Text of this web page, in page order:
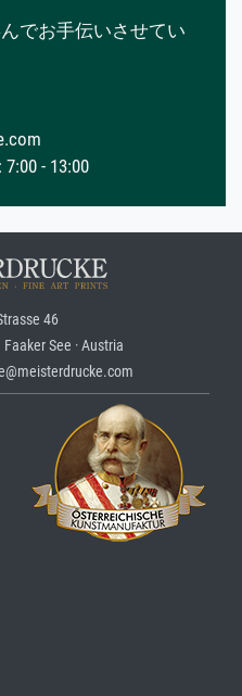
でお手伝いさせてい
7:00 - 13:00
46
See · Austria